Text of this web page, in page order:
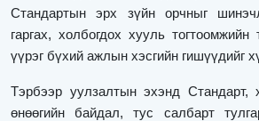
Стандартын эрх зүйн орчныг
гаргах, холбогдох хууль тогтоомжийн
үүрэг бүхий ажлын хэсгийн гишүүдийг
Тэрбээр уулзалтын эхэнд Стандарт,
өнөөгийн байдал, тус салбарт